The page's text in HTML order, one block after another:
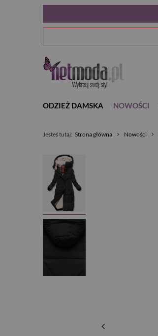
ODZIEŻ DAMSKA NOWOŚCI
Jesteś tutaj: Strona główna Nowości